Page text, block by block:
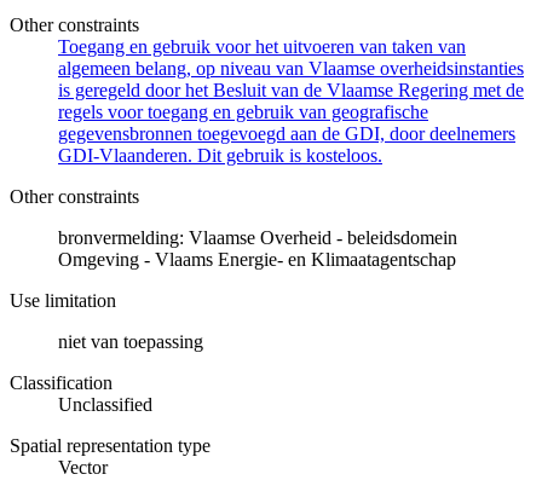
Other constraints
Toegang en gebruik voor het uitvoeren van taken van
algemeen belang, op niveau van Vlaamse overheidsinstanties
is geregeld door het Besluit van de Vlaamse Regering met de
regels voor toegang en gebruik van geografische
gegevensbronnen toegevoegd aan de GDI, door deelnemers
GDI-Vlaanderen. Dit gebruik is kosteloos.
Other constraints
bronvermelding: Vlaamse Overheid - beleidsdomein
Omgeving - Vlaams Energie- en Klimaatagentschap
Use limitation
niet van toepassing
Classification
Unclassified
Spatial representation type
Vector